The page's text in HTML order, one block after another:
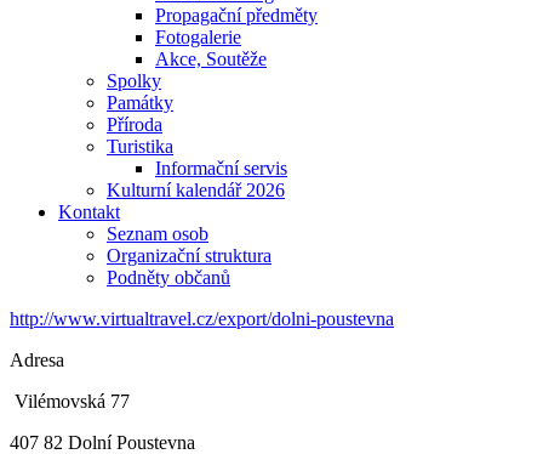
Propagační předměty
Fotogalerie
Akce, Soutěže
Spolky
Památky
Příroda
Turistika
Informační servis
Kulturní kalendář 2026
Kontakt
Seznam osob
Organizační struktura
Podněty občanů
http://www.virtualtravel.cz/export/dolni-poustevna
Adresa
Vilémovská 77
407 82 Dolní Poustevna